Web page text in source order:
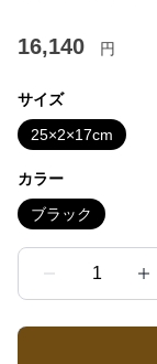
16,140 円
サイズ
25×2×17cm
カラー
ブラック
1